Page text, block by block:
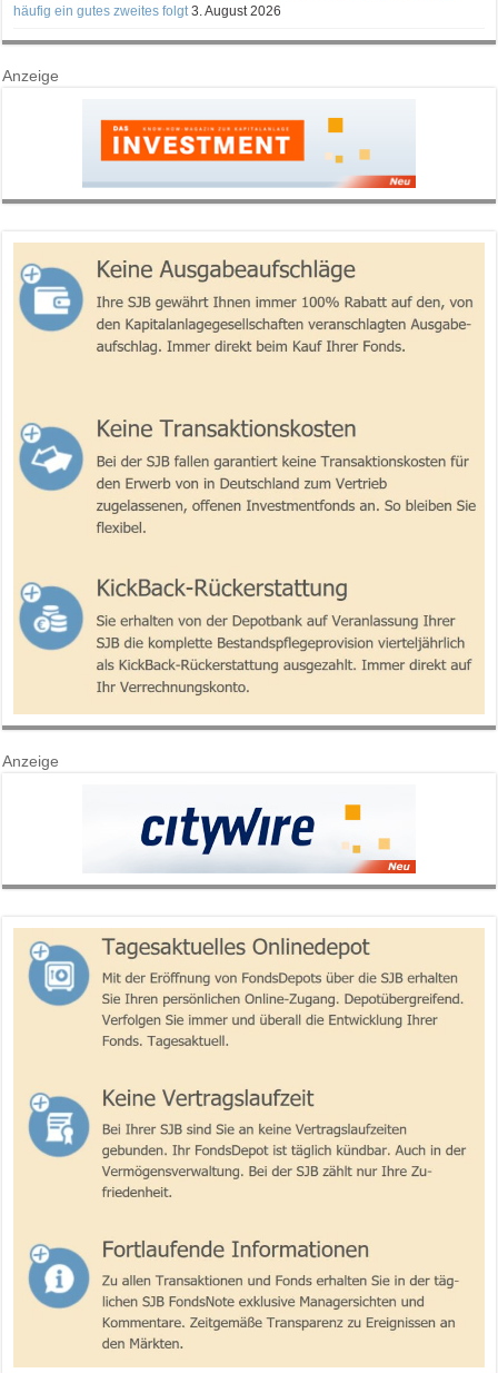
häufig ein gutes zweites folgt 3. August 2026
Anzeige
Anzeige